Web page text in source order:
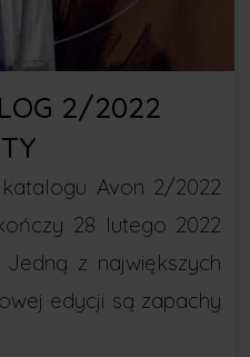
2/2022
Avon 2/2022
28 lutego 2022
z największych
edycji są zapachy